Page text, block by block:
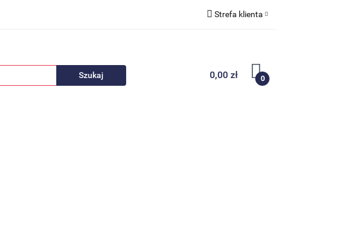
Strefa klienta
Zarejestruj się
Dodaj zgłoszenie
0,00 zł 0